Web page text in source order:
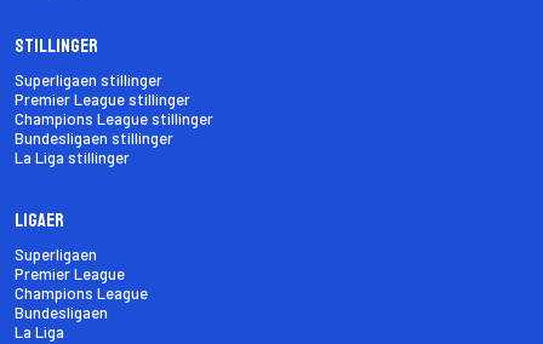
Stillinger
Superligaen stillinger
Premier League stillinger
Champions League stillinger
Bundesligaen stillinger
La Liga stillinger
Ligaer
Superligaen
Premier League
Champions League
Bundesligaen
La Liga